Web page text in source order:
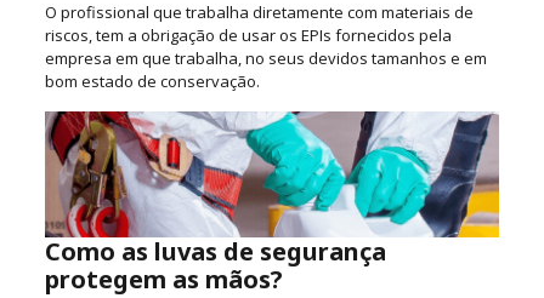
O profissional que trabalha diretamente com materiais de
riscos, tem a obrigação de usar os EPIs fornecidos pela
empresa em que trabalha, no seus devidos tamanhos e em
bom estado de conservação.
Como as luvas de segurança
protegem as mãos?